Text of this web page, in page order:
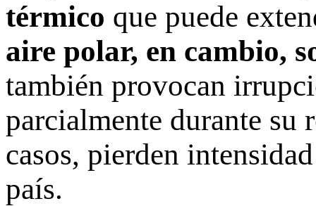
térmico que puede
aire polar, en cambio,
también provocan
parcialmente durante su
casos, pierden
país.